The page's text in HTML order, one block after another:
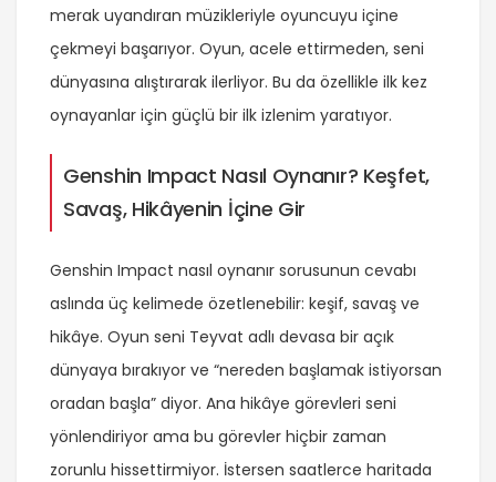
merak uyandıran müzikleriyle oyuncuyu içine
çekmeyi başarıyor. Oyun, acele ettirmeden, seni
dünyasına alıştırarak ilerliyor. Bu da özellikle ilk kez
oynayanlar için güçlü bir ilk izlenim yaratıyor.
Genshin Impact Nasıl Oynanır? Keşfet,
Savaş, Hikâyenin İçine Gir
Genshin Impact nasıl oynanır sorusunun cevabı
aslında üç kelimede özetlenebilir: keşif, savaş ve
hikâye. Oyun seni Teyvat adlı devasa bir açık
dünyaya bırakıyor ve “nereden başlamak istiyorsan
oradan başla” diyor. Ana hikâye görevleri seni
yönlendiriyor ama bu görevler hiçbir zaman
zorunlu hissettirmiyor. İstersen saatlerce haritada